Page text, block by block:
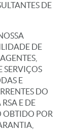
DE
DE
SERVIÇOS
E
DO
E DE
OBTIDO POR